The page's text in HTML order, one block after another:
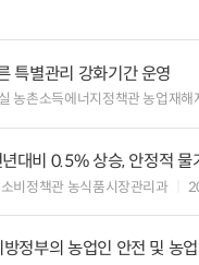
특별관리 강화기간 운영
농촌소득에너지정책관 농업재해
대비 0.5% 상승, 안정적 물
비정책관 농식품시장관리과
정부의 농업인 안전 및 농